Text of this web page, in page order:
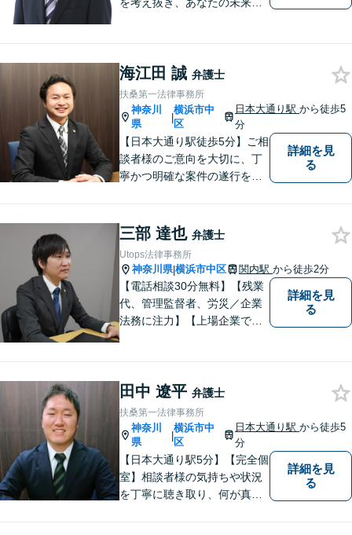
海江田 誠 弁護士
扶桑第一法律事務所
神奈川
県
|
横浜市中
区
日本大通り駅から徒歩5
分
【日本大通り駅徒歩5分】ご相
談者様のご意向を大切に、丁
寧かつ明確な案件の遂行を心
ず、本当に満足のいく結果を
得るために弁護士を選んでみ
ませんか？
詳細を見
る
三部 達也 弁護士
Utops法律事務所
神奈川県|横浜市中区 関内駅 から徒歩2分
【電話相談30分無料】【残業
代、管理監督者、労災／企業
法務に注力】【上場企業で社
ート！メーカー・建築・教育
など幅広い業種への対応実績
あり！
詳細を見
る
田中 遼平 弁護士
扶桑第一法律事務所
神奈川
県
|
横浜市中
区
日本大通り駅から徒歩5
分
【日本大通り駅5分】【完全個
室】相談者様の気持ちや状況
を丁寧に聴き取り、何が真に
詳細を見
る